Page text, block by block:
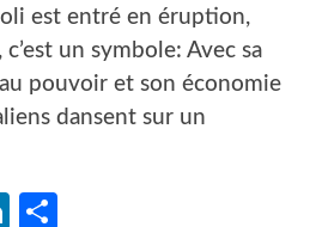
est entré en éruption,
un symbole: Avec sa
pouvoir et son économie
dansent sur un
LinkedIn